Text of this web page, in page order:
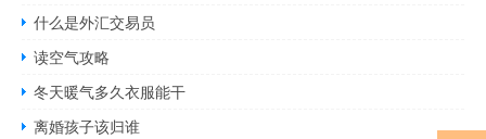
什么是外汇交易员
读空气攻略
冬天暖气多久衣服能干
离婚孩子该归谁